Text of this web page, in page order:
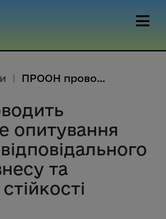
| ПРООН проводить міжнародне опи...
опитування
та